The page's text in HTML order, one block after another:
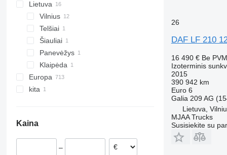
Lietuva
Vilnius
Telšiai
Šiauliai
Panevėžys
Klaipėda
Europa
Vokietija
Belgija
kita
Kaina
–
26
DAF LF 210
16 490 € Be PVM
Izoterminis
2015
390 942 km
Euro 6
Galia 209 AG
Lietuva,
MJAA Trucks
Susisiekite su